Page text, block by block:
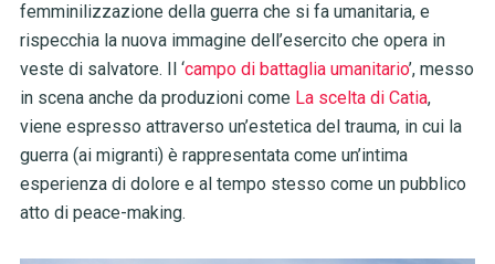
femminilizzazione della guerra che si fa umanitaria, e
rispecchia la nuova immagine dell’esercito che opera in
veste di salvatore. Il ‘campo di battaglia umanitario’, messo
in scena anche da produzioni come La scelta di Catia,
viene espresso attraverso un’estetica del trauma, in cui la
guerra (ai migranti) è rappresentata come un’intima
esperienza di dolore e al tempo stesso come un pubblico
atto di peace-making.